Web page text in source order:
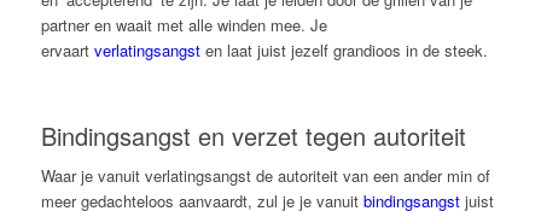
partner en waait met alle winden mee. Je
ervaart verlatingsangsten laat juist jezelf grandioos in de steek.
Bindingsangst en verzet tegen autoriteit
Waar je vanuit verlatingsangst de autoriteit van een ander min of
meer gedachteloos aanvaardt, zul je je vanuit bindingsangstjuist